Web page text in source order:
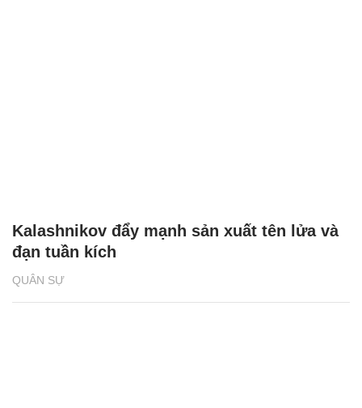
QUÂN SỰ
Kalashnikov đẩy mạnh sản xuất tên lửa và
đạn tuần kích